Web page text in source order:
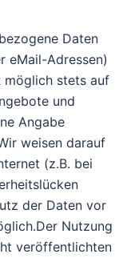
Daten
eMail-Adressen)
stets auf
und
Angabe
weisen darauf
(z.B. bei
der Daten vor
Nutzung
veröffentlichten